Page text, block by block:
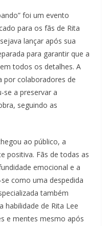
foi um evento
para os fãs de Rita
lançar após sua
para garantir que a
todos os detalhes. A
por colaboradores de
se a preservar a
seguindo as
ao público, a
positiva. Fãs de todas as
emocional e a
como uma despedida
também
habilidade de Rita Lee
e mentes mesmo após